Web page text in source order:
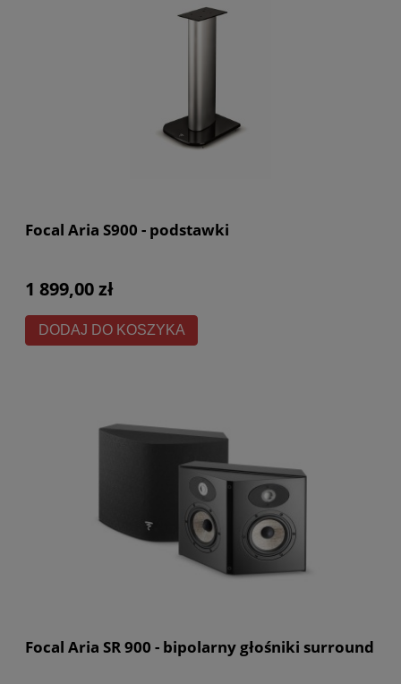
Focal Aria S900 - podstawki
1 899,00 zł
DODAJ DO KOSZYKA
Focal Aria SR 900 - bipolarny głośniki surround